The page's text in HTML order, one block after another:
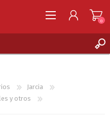
0
Jarcia
y otros